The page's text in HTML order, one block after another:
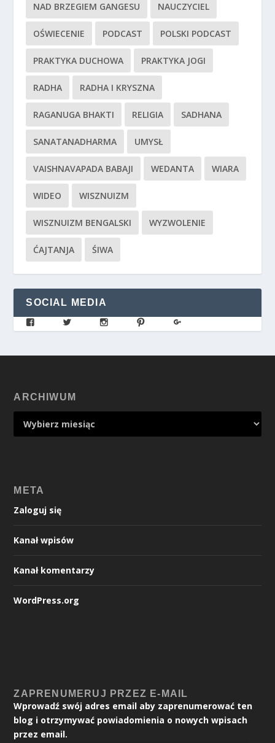
NAD BRZEGIEM GANGESU NAUCZYCIEL
OŚWIECENIE PODCAST POLSKI PODCAST
PRAKTYKA DUCHOWA PRAKTYKA JOGI
RADHA RADHA I KRYSZNA
RAGANUGA BHAKTI RELIGIA SADHANA
SANATANADHARMA UMYSŁ
VAISHNAVAPADA BABAJI WEDANTA WIARA
WIDEO WISZNUIZM
WISZNUIZM BENGALSKI WYZWOLENIE
ĆAJTANJA ŚIWA
SOCIAL MEDIA
ARCHIWUM
META
Zaloguj się
Kanał wpisów
Kanał komentarzy
WordPress.org
ZAPRENUMERUJ PRZEZ E-MAIL
Wprowadź swój adres email aby zaprenumerować ten
blog i otrzymywać powiadomienia o nowych wpisach
przez email.